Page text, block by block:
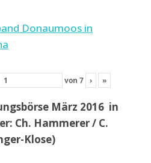
von 7 › »
März 2016 in
Ch. Hammerer / C.
Klose)